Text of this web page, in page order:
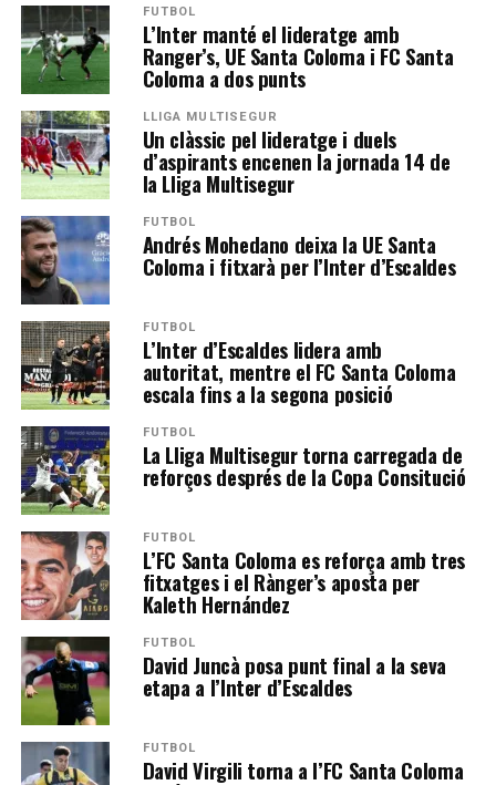
FUTBOL
L’Inter manté el lideratge amb
Ranger’s, UE Santa Coloma i FC Santa
Coloma a dos punts
LLIGA MULTISEGUR
Un clàssic pel lideratge i duels
d’aspirants encenen la jornada 14 de
la Lliga Multisegur
FUTBOL
Andrés Mohedano deixa la UE Santa
Coloma i fitxarà per l’Inter d’Escaldes
FUTBOL
L’Inter d’Escaldes lidera amb
autoritat, mentre el FC Santa Coloma
escala fins a la segona posició
FUTBOL
La Lliga Multisegur torna carregada de
reforços després de la Copa Consitució
FUTBOL
L’FC Santa Coloma es reforça amb tres
fitxatges i el Rànger’s aposta per
Kaleth Hernández
FUTBOL
David Juncà posa punt final a la seva
etapa a l’Inter d’Escaldes
FUTBOL
David Virgili torna a l’FC Santa Coloma